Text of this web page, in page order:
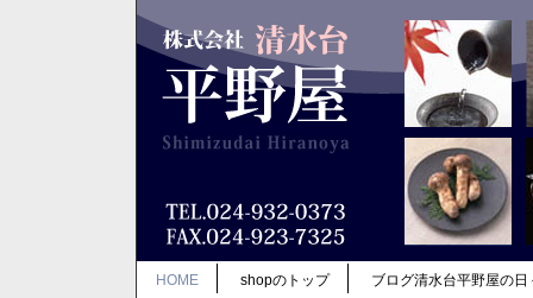
HOME shopのトップ ブログ清水台平野屋の日